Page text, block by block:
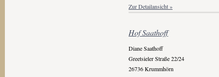
Zur Detailansicht »
Hof Saathoff
Diane Saathoff
Greetsieler Straße 22/24
26736 Krummhörn